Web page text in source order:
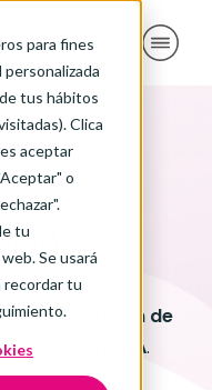
para fines
tus hábitos
Clica
aceptar
o
tu
Se usará
recordar tu
de
y enPrevención de
de CTAIMA.